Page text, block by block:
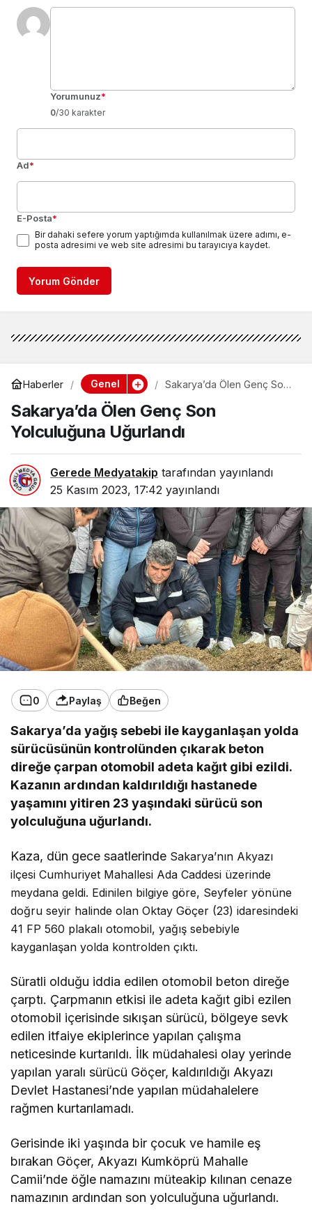
Yorumunuz*
0/30 karakter
Ad*
E-Posta*
Bir dahaki sefere yorum yaptığımda kullanılmak üzere adımı, e-
posta adresimi ve web site adresimi bu tarayıcıya kaydet.
Yorum Gönder
Haberler Genel
Sakarya’da Ölen Genç Son
Sakarya’da Ölen Genç Son
Yolculuğuna Uğurlandı
Gerede Medyatakip tarafından yayınlandı
25 Kasım 2023, 17:42 yayınlandı
0 Paylaş Beğen
Sakarya’da yağış sebebi ile kayganlaşan yolda
sürücüsünün kontrolünden çıkarak beton
direğe çarpan otomobil adeta kağıt gibi ezildi.
Kazanın ardından kaldırıldığı hastanede
yaşamını yitiren 23 yaşındaki sürücü son
yolculuğuna uğurlandı.
Kaza, dün gece saatlerinde Sakarya’nın Akyazı
ilçesi Cumhuriyet Mahallesi Ada Caddesi üzerinde
meydana geldi. Edinilen bilgiye göre, Seyfeler yönüne
doğru seyir halinde olan Oktay Göçer (23) idaresindeki
41 FP 560 plakalı otomobil, yağış sebebiyle
kayganlaşan yolda kontrolden çıktı.
Süratli olduğu iddia edilen otomobil beton direğe
çarptı. Çarpmanın etkisi ile adeta kağıt gibi ezilen
otomobil içerisinde sıkışan sürücü, bölgeye sevk
edilen itfaiye ekiplerince yapılan çalışma
neticesinde kurtarıldı. İlk müdahalesi olay yerinde
yapılan yaralı sürücü Göçer, kaldırıldığı Akyazı
Devlet Hastanesi’nde yapılan müdahalelere
rağmen kurtarılamadı.
Gerisinde iki yaşında bir çocuk ve hamile eş
bırakan Göçer, Akyazı Kumköprü Mahalle
Camii’nde öğle namazını müteakip kılınan cenaze
namazının ardından son yolculuğuna uğurlandı.